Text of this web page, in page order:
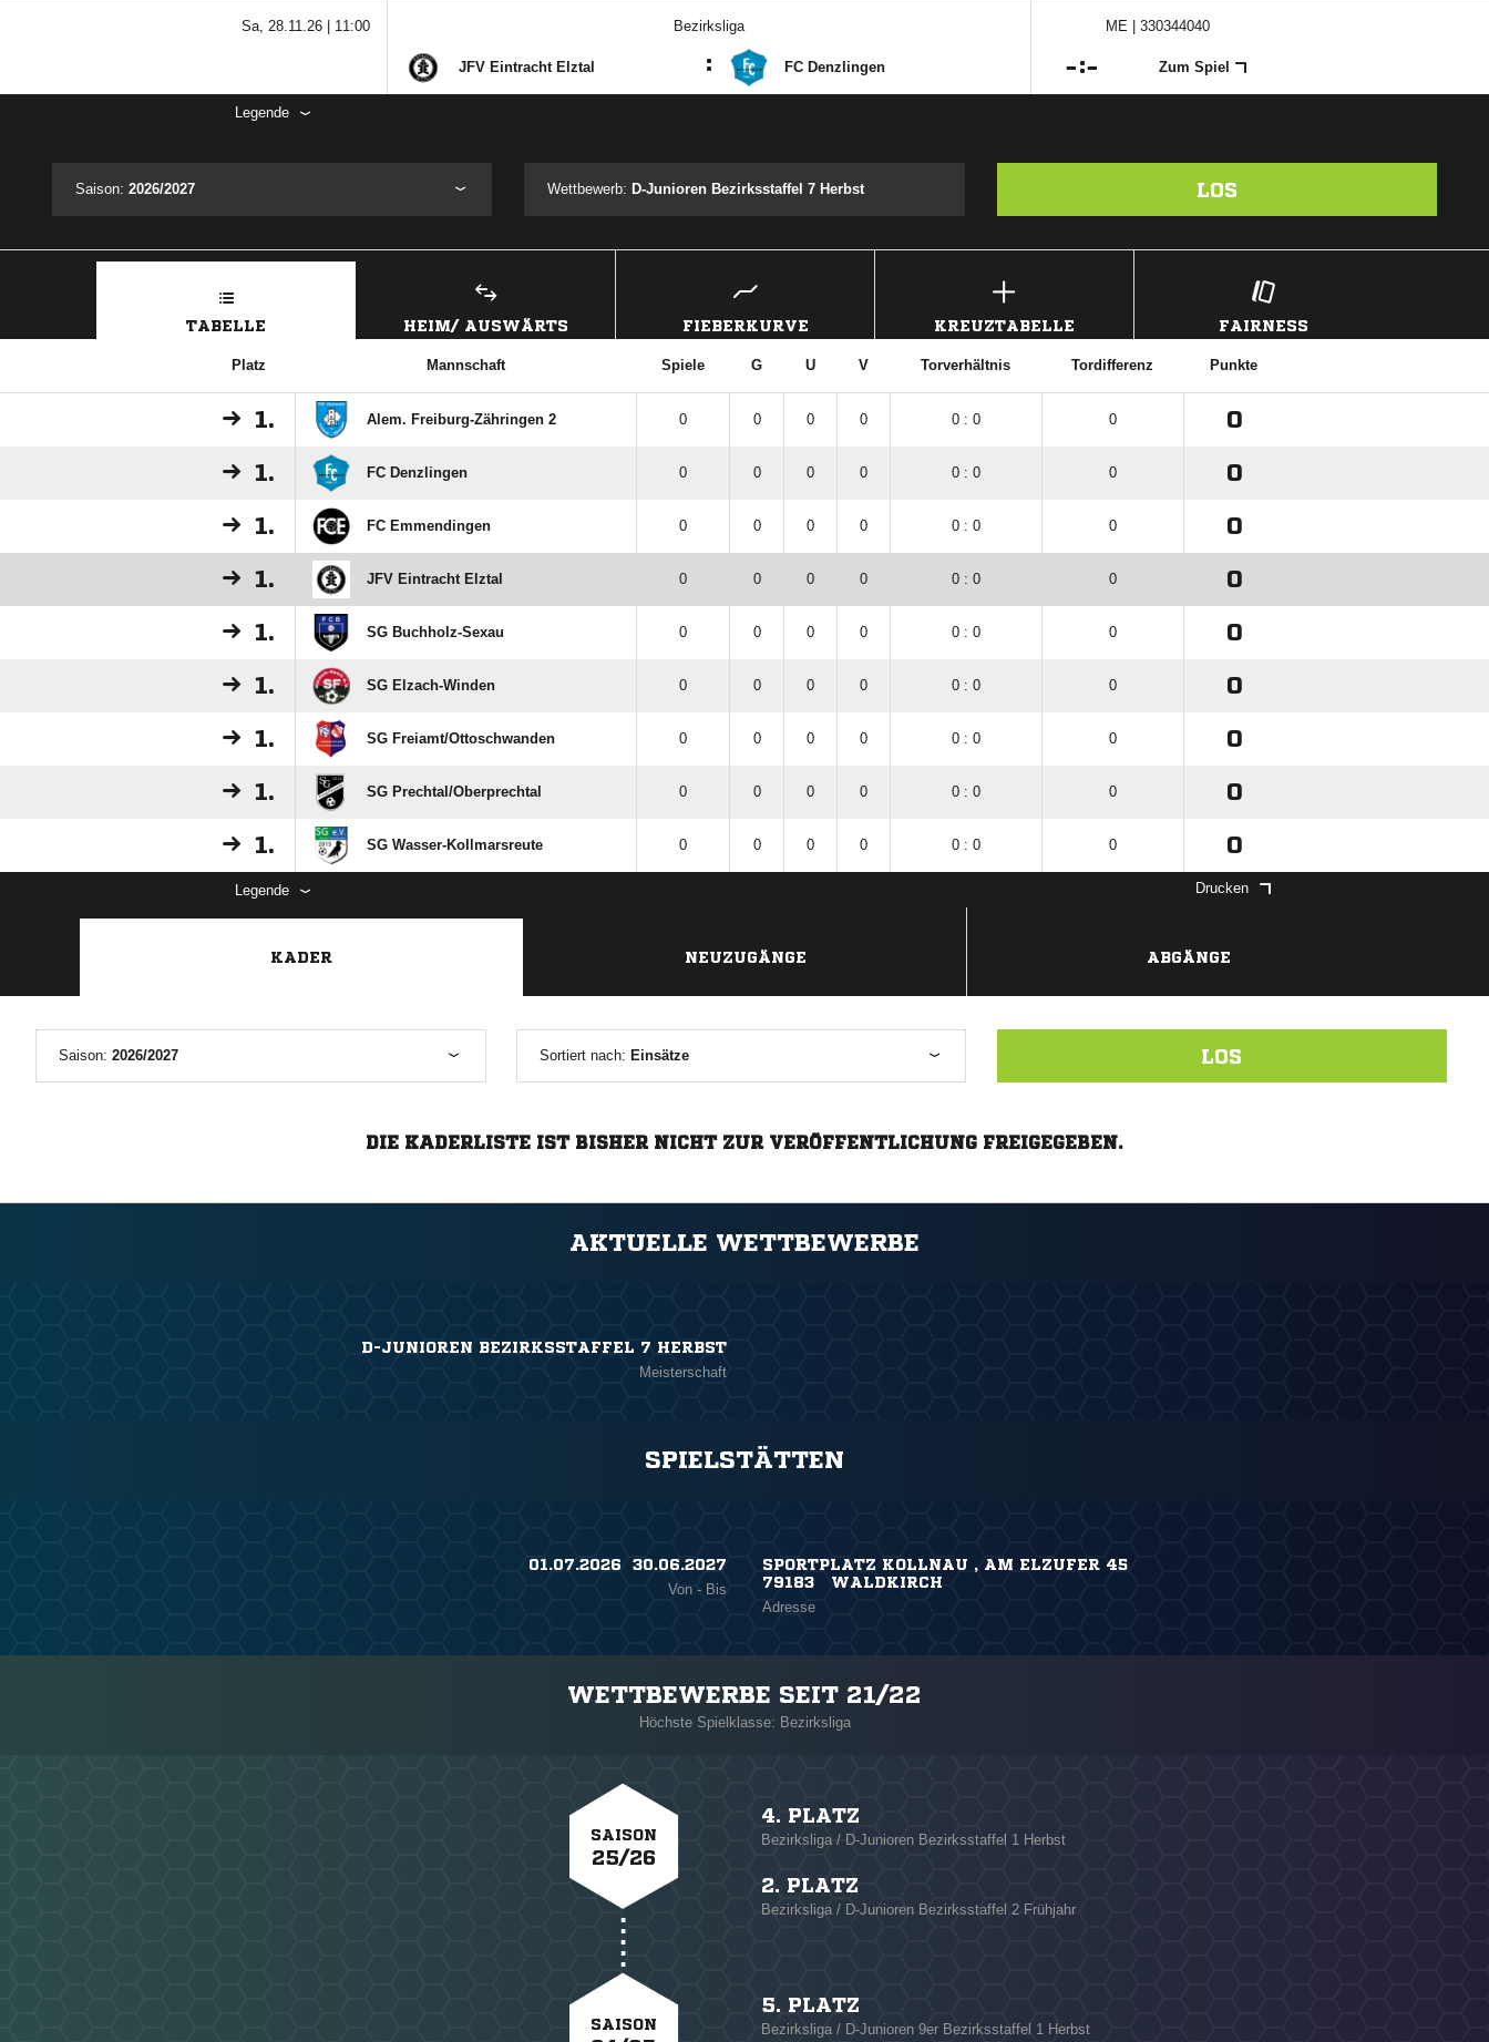
Sa, 28.11.26 | 11:00 Bezirksliga ME | 330344040
JFV Eintracht Elztal : FC Denzlingen : Zum Spiel
Legende
Saison: 2026/2027 Wettbewerb: D-Junioren Bezirksstaffel 7 Herbst LOS
TABELLE HEIM/ AUSWÄRTS FIEBERKURVE KREUZTABELLE FAIRNESS
Platz Mannschaft Spiele G U V Torverhältnis Tordifferenz Punkte
1. Alem. Freiburg-Zähringen 2 0 0 0 0 0 : 0 0 0
1. FC Denzlingen 0 0 0 0 0 : 0 0 0
1. FC Emmendingen 0 0 0 0 0 : 0 0 0
1. JFV Eintracht Elztal 0 0 0 0 0 : 0 0 0
1. SG Buchholz-Sexau 0 0 0 0 0 : 0 0 0
1. SG Elzach-Winden 0 0 0 0 0 : 0 0 0
1. SG Freiamt/​Ottoschwanden 0 0 0 0 0 : 0 0 0
1. SG Prechtal/​Oberprechtal 0 0 0 0 0 : 0 0 0
1. SG Wasser-Kollmarsreute 0 0 0 0 0 : 0 0 0
Legende Drucken
KADER NEUZUGÄNGE ABGÄNGE
Saison: 2026/2027 Sortiert nach: Einsätze LOS
DIE KADERLISTE IST BISHER NICHT ZUR VERÖFFENTLICHUNG FREIGEGEBEN.
AKTUELLE WETTBEWERBE
D-JUNIOREN BEZIRKSSTAFFEL 7 HERBST
Meisterschaft
SPIELSTÄTTEN
01.07.2026 ​ 30.06.2027
Von - Bis
SPORTPLATZ KOLLNAU , AM ELZUFER 45
79183 WALDKIRCH
Adresse
WETTBEWERBE SEIT 21/22
Höchste Spielklasse: Bezirksliga
SAISON
25/26
4. PLATZ
Bezirksliga / D-Junioren Bezirksstaffel 1 Herbst
2. PLATZ
Bezirksliga / D-Junioren Bezirksstaffel 2 Frühjahr
SAISON
5. PLATZ
Bezirksliga / D-Junioren 9er Bezirksstaffel 1 Herbst